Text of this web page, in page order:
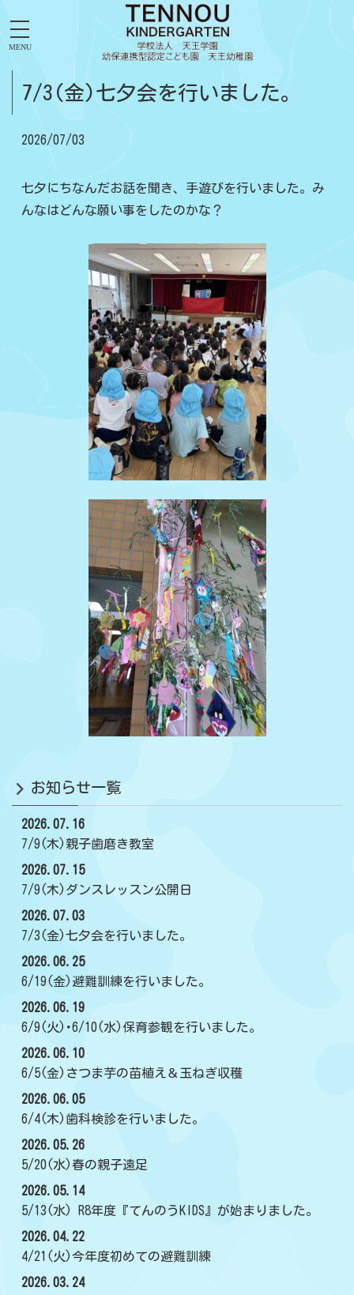
MENU
7/3(金)七夕会を行いました。
2026/07/03
七夕にちなんだお話を聞き、手遊びを行いました。み
んなはどんな願い事をしたのかな？
お知らせ一覧
2026.07.16
7/9(木)親子歯磨き教室
2026.07.15
7/9(木)ダンスレッスン公開日
2026.07.03
7/3(金)七夕会を行いました。
2026.06.25
6/19(金)避難訓練を行いました。
2026.06.19
6/9(火)･6/10(水)保育参観を行いました。
2026.06.10
6/5(金)さつま芋の苗植え＆玉ねぎ収穫
2026.06.05
6/4(木)歯科検診を行いました。
2026.05.26
5/20(水)春の親子遠足
2026.05.14
5/13(水) R8年度『てんのうKIDS』が始まりました。
2026.04.22
4/21(火)今年度初めての避難訓練
2026.03.24